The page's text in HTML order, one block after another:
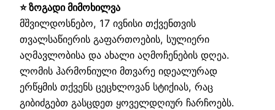
⭐ ზოგადი მიმოხილვა
მშვილდოსნებო, 17 ივნისი თქვენთვის
თვალსაწიერის გაფართოების, სულიერი
აღმავლობისა და ახალი აღმოჩენების დღეა.
ლომის ჰარმონიული მთვარე იდეალურად
ერწყმის თქვენს ცეცხლოვან სტიქიას, რაც
გიბიძგებთ გასცდეთ ყოველდღიურ ჩარჩოებს.